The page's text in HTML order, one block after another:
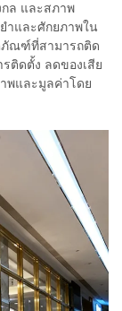
ล และสภาพ
ำและศักยภาพใน
ภัณฑ์ที่สามารถติด
รติดตั้ง ลดของเสีย
พและมูลค่าโดย